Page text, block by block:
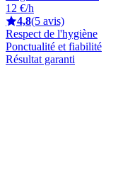
12 €/h
4,8(5 avis)
Respect de l'hygiène
Ponctualité et fiabilité
Résultat garanti